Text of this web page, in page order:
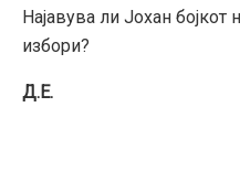
Најавува ли Јохан
избори?
Д.Е.